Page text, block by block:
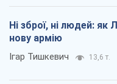
Ні зброї, ні людей:
нову армію
Ігар Тишкевич 13,6 т.